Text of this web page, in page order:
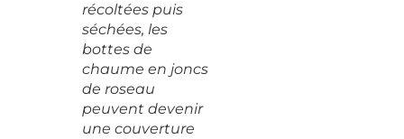
récoltées puis
séchées, les
bottes de
chaume en joncs
de roseau
peuvent devenir
une couverture